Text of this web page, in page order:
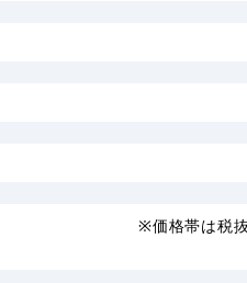
※価格帯は税